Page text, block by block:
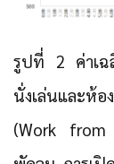
รูปที่ 2 ค่าเฉ
นั่งเล่นและห้อ
(Work from